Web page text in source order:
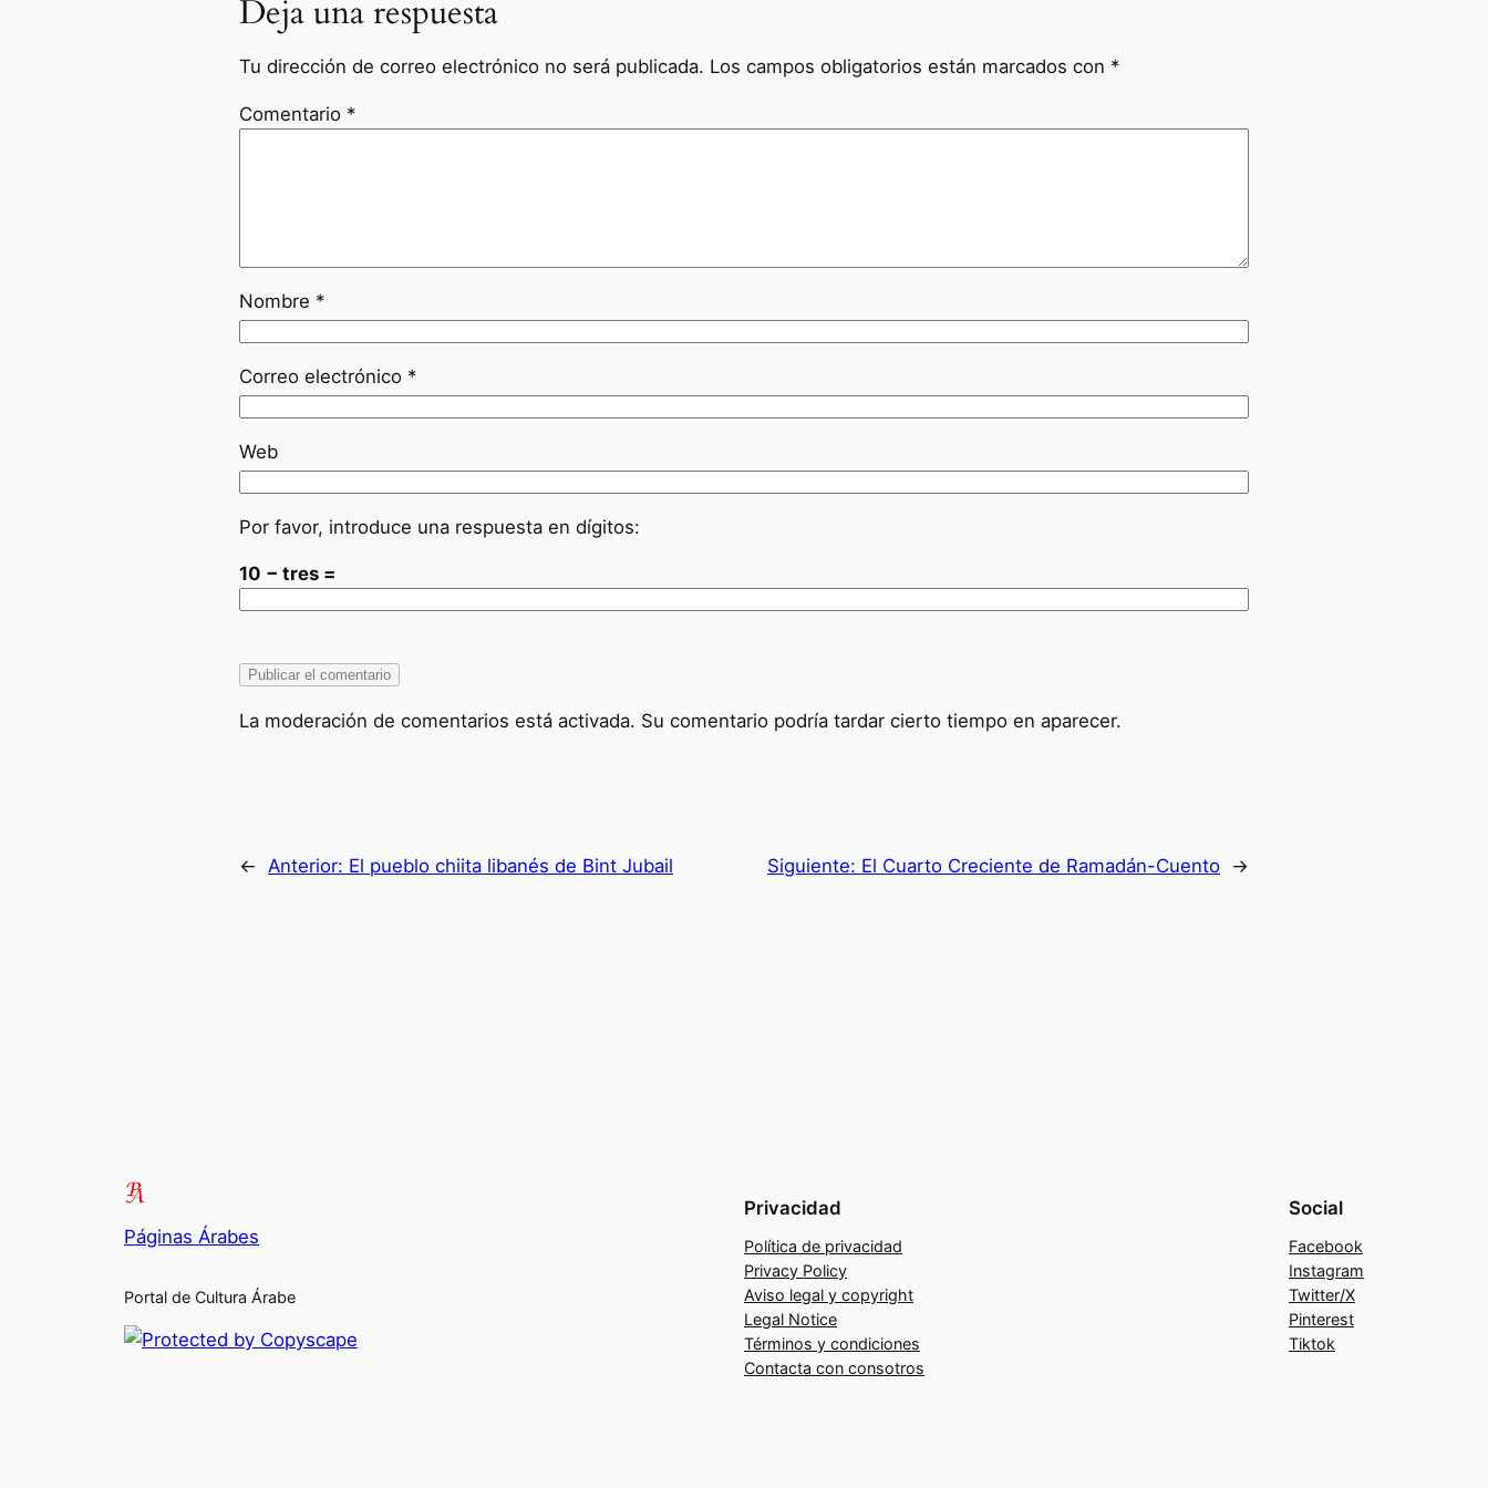
Deja una respuesta
Tu dirección de correo electrónico no será publicada. Los campos obligatorios están marcados con *
Comentario *
Nombre *
Correo electrónico *
Web
Por favor, introduce una respuesta en dígitos:
10 − tres =
La moderación de comentarios está activada. Su comentario podría tardar cierto tiempo en aparecer.
← Anterior: El pueblo chiita libanés de Bint Jubail Siguiente: El Cuarto Creciente de Ramadán-Cuento →
Páginas Árabes
Portal de Cultura Árabe
Privacidad
Política de privacidad
Privacy Policy
Aviso legal y copyright
Legal Notice
Términos y condiciones
Contacta con consotros
Social
Facebook
Instagram
Twitter/X
Pinterest
Tiktok